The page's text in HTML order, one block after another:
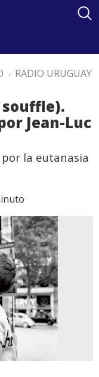
. RADIO URUGUAY
Jean-Luc
la eutanasia